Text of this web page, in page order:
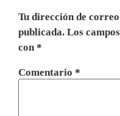
Tu dirección de
publicada. Los
con*
Comentario *